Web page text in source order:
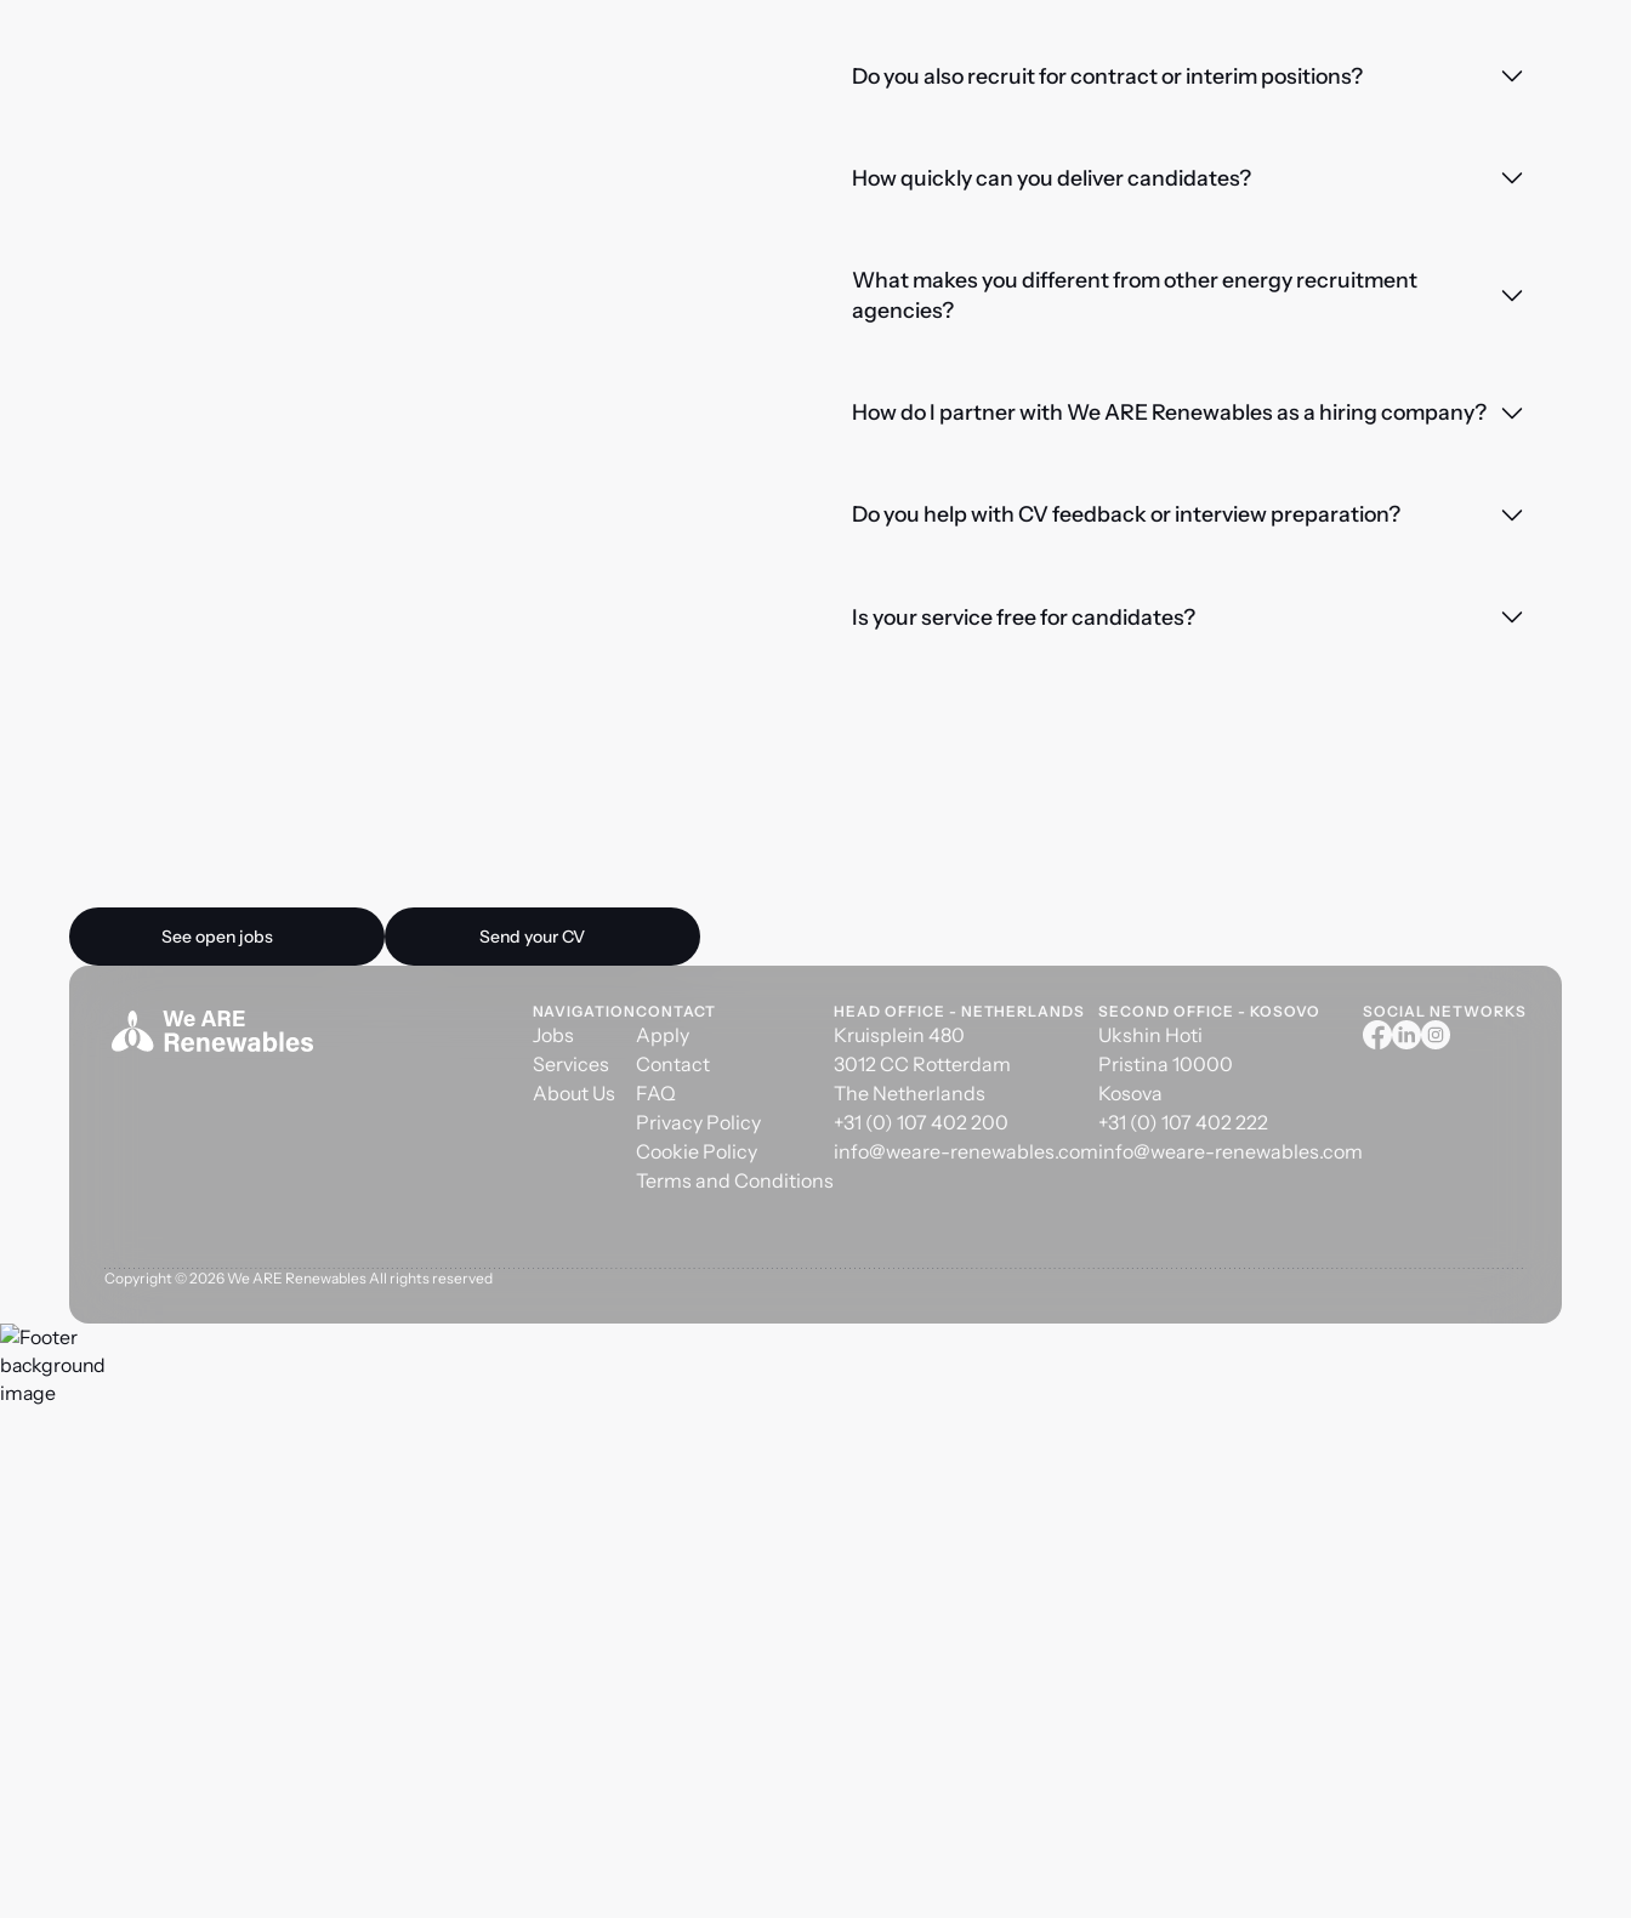
Do you also recruit for contract or interim positions?
How quickly can you deliver candidates?
What makes you different from other energy recruitment
agencies?
How do I partner with We ARE Renewables as a hiring company?
Do you help with CV feedback or interview preparation?
Is your service free for candidates?
See open jobs
See open jobs
Send your CV
Send your CV
NAVIGATION
Jobs
Services
About Us
CONTACT
Apply
Contact
FAQ
Privacy Policy
Cookie Policy
Terms and Conditions
HEAD OFFICE - NETHERLANDS
Kruisplein 480
3012 CC Rotterdam
The Netherlands
+31 (0) 107 402 200
info@weare-renewables.com
SECOND OFFICE - KOSOVO
Ukshin Hoti
Pristina 10000
Kosova
+31 (0) 107 402 222
info@weare-renewables.com
SOCIAL NETWORKS
Copyright ©2026 We ARE Renewables All rights reserved